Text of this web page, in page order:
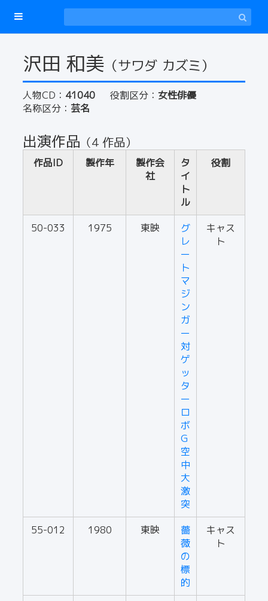
沢田 和美 （サワダ カズミ）
人物CD： 41040 役割区分： 女性俳優
名称区分： 芸名
出演作品 （4 作品）
作品ID 製作年
製作会
社
タ
イ
ト
ル
役割
50-033 1975 東映
グ
レ
ー
ト
マ
ジ
ン
ガ
ー
対
ゲ
ッ
タ
ー
ロ
ボ
G
空
中
大
激
突
キャス
ト
55-012 1980 東映
薔
薇
の
標
的
キャス
ト